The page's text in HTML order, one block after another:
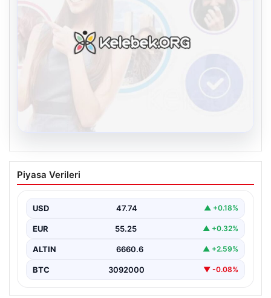
Kelebek chat adresi İle Dijital İletişimin
Seviyeli Adresi Ve Muhabbet Deneyimi
bağlantı sağlaması ciddi bir hassasiyet ifade etmektedir.
Halen…
Piyasa Verileri
USD 47.74 ▲ +0.18%
EUR 55.25 ▲ +0.32%
ALTIN 6660.6 ▲ +2.59%
BTC 3092000 ▼ -0.08%